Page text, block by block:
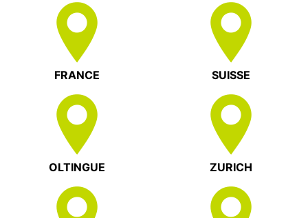
FRANCE SUISSE
OLTINGUE ZURICH